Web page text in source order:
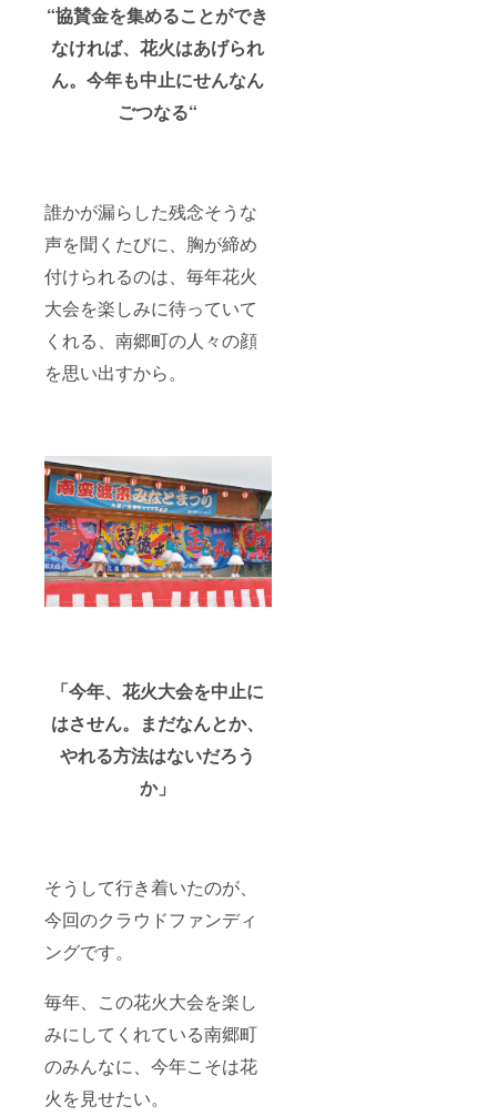
“協賛金を集めることができ
なければ、花火はあげられ
ん。今年も中止にせんなん
ごつなる“
誰かが漏らした残念そうな
声を聞くたびに、胸が締め
付けられるのは、毎年花火
大会を楽しみに待っていて
くれる、南郷町の人々の顔
を思い出すから。
「今年、花火大会を中止に
はさせん。まだなんとか、
やれる方法はないだろう
か」
そうして行き着いたのが、
今回のクラウドファンディ
ングです。
毎年、この花火大会を楽し
みにしてくれている南郷町
のみんなに、今年こそは花
火を見せたい。